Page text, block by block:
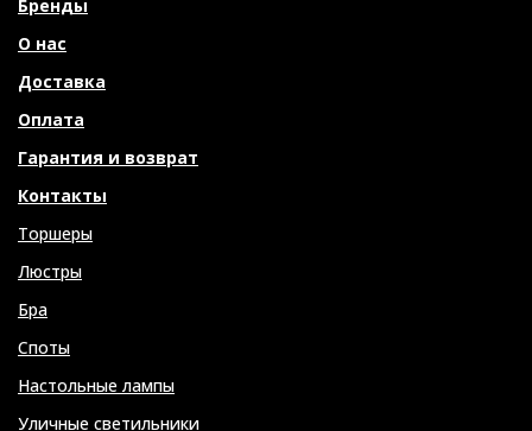
Бренды
О нас
Доставка
Оплата
Гарантия и возврат
Контакты
Торшеры
Люстры
Бра
Споты
Настольные лампы
Уличные светильники